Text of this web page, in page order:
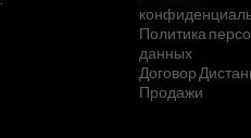
Политика
данных
Договор
Продажи